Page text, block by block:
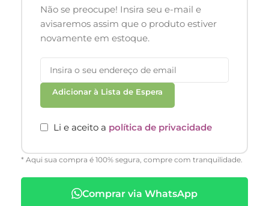
Não se preocupe! Insira seu e-mail e
avisaremos assim que o produto estiver
novamente em estoque.
Adicionar à Lista de Espera
Li e aceito a política de privacidade
* Aqui sua compra é 100% segura, compre com tranquilidade.
Comprar via WhatsApp